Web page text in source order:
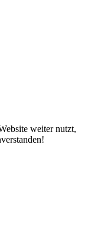
weiter nutzt,